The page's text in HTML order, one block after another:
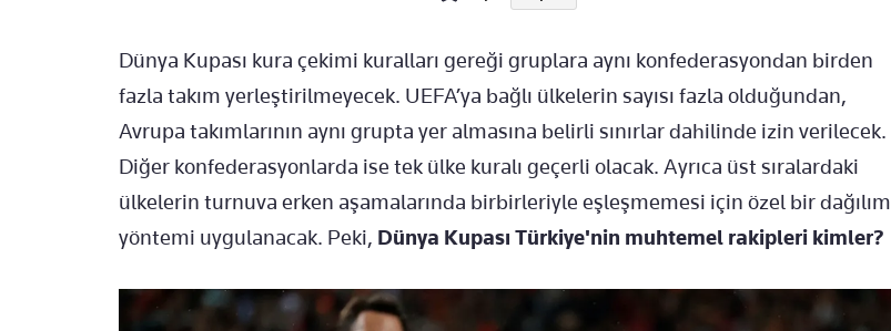
Dünya Kupası kura çekimi kuralları gereği gruplara aynı konfederasyondan birden
fazla takım yerleştirilmeyecek. UEFA’ya bağlı ülkelerin sayısı fazla olduğundan,
Avrupa takımlarının aynı grupta yer almasına belirli sınırlar dahilinde izin verilecek.
Diğer konfederasyonlarda ise tek ülke kuralı geçerli olacak. Ayrıca üst sıralardaki
ülkelerin turnuva erken aşamalarında birbirleriyle eşleşmemesi için özel bir dağılım
yöntemi uygulanacak. Peki, Dünya Kupası Türkiye'nin muhtemel rakipleri kimler?